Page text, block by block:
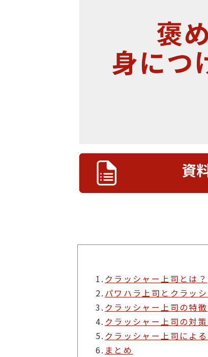
1. クラッシャー上司とは？
2. パワハラ上司とクラッ
3. クラッシャー上司の特徴
4. クラッシャー上司の対
5. クラッシャー上司によ
6. まとめ